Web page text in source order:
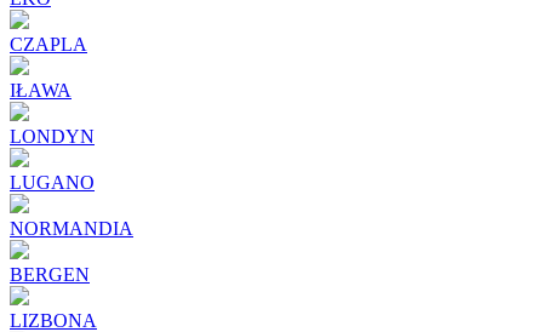
CZAPLA
IŁAWA
LONDYN
LUGANO
NORMANDIA
BERGEN
LIZBONA